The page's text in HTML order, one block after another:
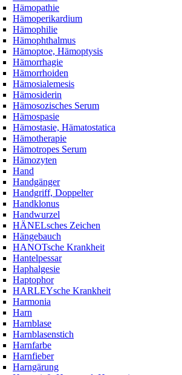
Hämopathie
Hämoperikardium
Hämophilie
Hämophthalmus
Hämoptoe, Hämoptysis
Hämorrhagie
Hämorrhoiden
Hämosialemesis
Hämosiderin
Hämosozisches Serum
Hämospasie
Hämostasie, Hämatostatica
Hämotherapie
Hämotropes Serum
Hämozyten
Hand
Handgänger
Handgriff, Doppelter
Handklonus
Handwurzel
HÄNELsches Zeichen
Hängebauch
HANOTsche Krankheit
Hantelpessar
Haphalgesie
Haptophor
HARLEYsche Krankheit
Harmonia
Harn
Harnblase
Harnblasenstich
Harnfarbe
Harnfieber
Harngärung